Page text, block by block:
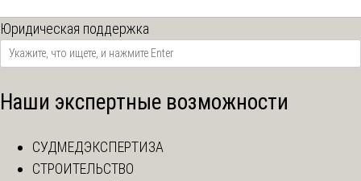
Юридическая поддержка
Наши экспертные возможности
СУДМЕДЭКСПЕРТИЗА
СТРОИТЕЛЬСТВО